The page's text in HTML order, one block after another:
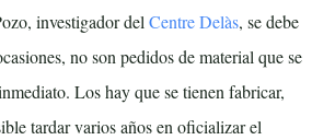
investigador del Centre Delàs, se debe
no son pedidos de material que se
Los hay que se tienen fabricar,
tardar varios años en oficializar el